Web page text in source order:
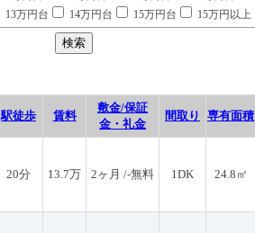
13万円台 14万円台 15万円台 15万円以上
駅徒歩 賃料
敷金/保証
金・礼金
間取り 専有面積
20分 13.7万 2ヶ月 /-無料 1DK 24.8㎡